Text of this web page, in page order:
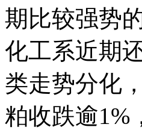
期比较强势
化工系近期
类走势分化
粕收跌逾1%